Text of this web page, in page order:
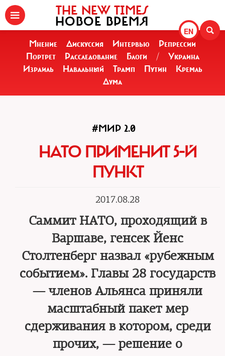
EN
THE NEW TIMES
НОВОЕ ВРЕМЯ
Мнение Дискуссия Интервью
Репрессии
Портрет
Расследование Блоги /
Украина
Израиль
Навальный Трамп Путин
Кремль
Дума
#МИР 2.0
НАТО ПРИМЕНИТ 5-Й
ПУНКТ
2017.08.28
Саммит НАТО, проходящий в
Варшаве, генсек Йенс
Столтенберг назвал «рубежным
событием». Главы 28 государств
— членов Альянса приняли
масштабный пакет мер
сдерживания в котором, среди
прочих, — решение о